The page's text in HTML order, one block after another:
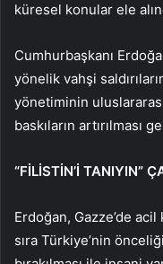
küresel konular ele
Cumhurbaşkanı
yönelik vahşi
yönetiminin
baskıların artırılması
“FİLİSTİN’İ TANIYIN”
Erdoğan, Gazze’de acil
sıra Türkiye’nin